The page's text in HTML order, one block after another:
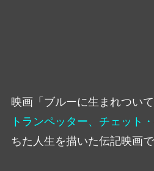
映画「ブルーに生まれつい
トランペッター、チェット
ちた人生を描いた伝記映画で